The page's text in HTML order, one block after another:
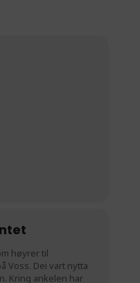
høyrer til
Voss. Dei vart nytta
Kring ankelen har